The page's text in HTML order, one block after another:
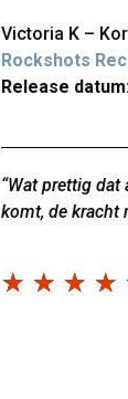
Victoria K –
Rockshots
Release
“Wat prettig
komt, de kracht
☆ ☆ ☆ ☆